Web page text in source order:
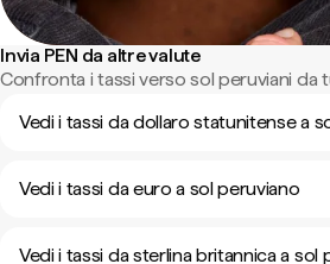
Invia PEN da altre valute
Confronta i tassi verso sol peruviani da
Vedi i tassi da dollaro statunitense a
Vedi i tassi da euro a sol peruviano
Vedi i tassi da sterlina britannica a sol